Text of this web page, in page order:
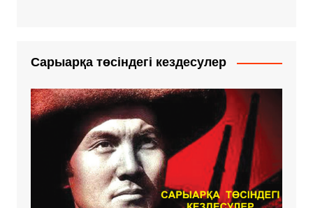
Сарыарқа төсіндегі кездесулер